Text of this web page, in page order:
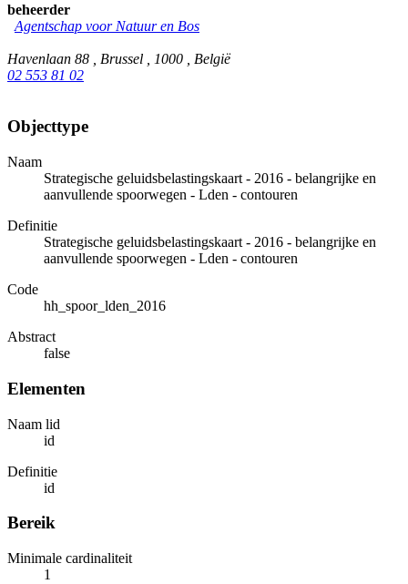
beheerder
Agentschap voor Natuur en Bos
Havenlaan 88 , Brussel , 1000 , België
02 553 81 02
Objecttype
Naam
Strategische geluidsbelastingskaart - 2016 - belangrijke en
aanvullende spoorwegen - Lden - contouren
Definitie
Strategische geluidsbelastingskaart - 2016 - belangrijke en
aanvullende spoorwegen - Lden - contouren
Code
hh_spoor_lden_2016
Abstract
false
Elementen
Naam lid
id
Definitie
id
Bereik
Minimale cardinaliteit
1